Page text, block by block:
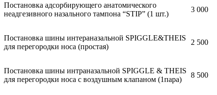
Постановка адсорбирующего анатомического
неадгезивного назального тампона “STIP” (1 шт.)
3 000
Постановка шины интераназальной SPIGGLE&THEIS
для перегородки носа (простая)
2 500
Постановка шины интраназальной SPIGGLE & THEIS
для перегородки носа с воздушным клапаном (1пара)
8 500